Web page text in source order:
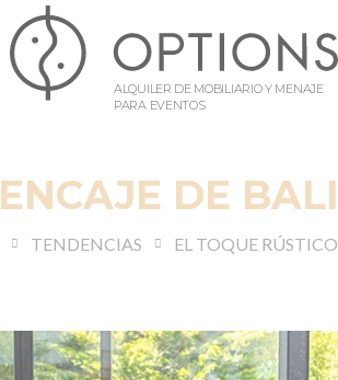
ALQUILER DE MOBILIARIO Y MENAJE
PARA EVENTOS
ENCAJE DE BALI
TENDENCIAS EL TOQUE RÚSTICO